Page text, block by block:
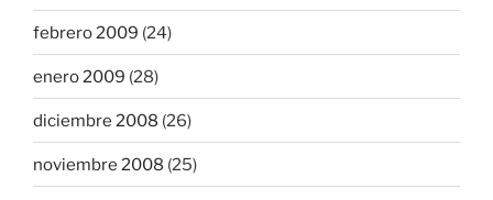
febrero 2009 (24)
enero 2009 (28)
diciembre 2008 (26)
noviembre 2008 (25)